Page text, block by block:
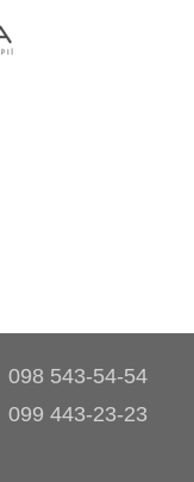
098 543-54-54
099 443-23-23